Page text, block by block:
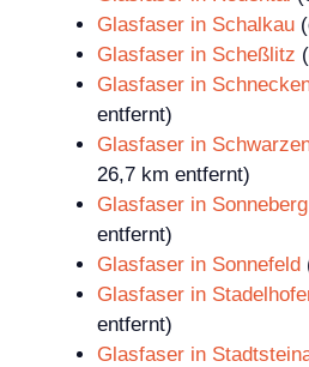
Glasfaser in Schalkau
Glasfaser in Scheßlitz
Glasfaser in
entfernt)
Glasfaser in
26,7 km entfernt)
Glasfaser in Sonneberg
entfernt)
Glasfaser in Sonnefeld
Glasfaser in
entfernt)
Glasfaser in